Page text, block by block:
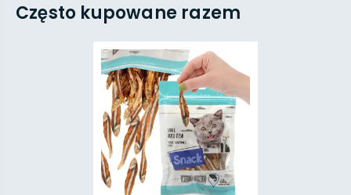
Często kupowane razem